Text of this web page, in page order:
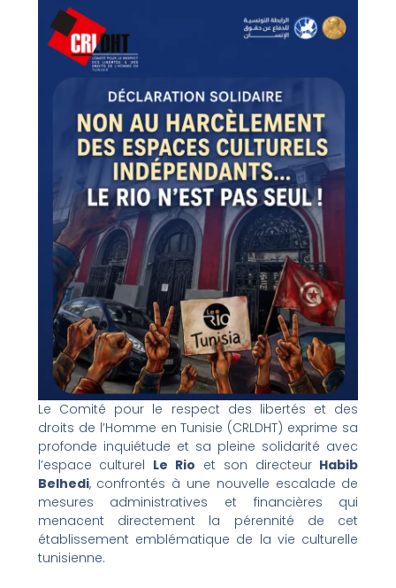
Le Comité pour le respect des libertés et des
droits de l’Homme en Tunisie (CRLDHT) exprime sa
profonde inquiétude et sa pleine solidarité avec
l’espace culturel Le Rio et son directeur Habib
Belhedi, confrontés à une nouvelle escalade de
mesures administratives et financières qui
menacent directement la pérennité de cet
établissement emblématique de la vie culturelle
tunisienne.